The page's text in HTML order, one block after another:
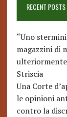
RECENT POSTS
“Uno
magazzini di
Striscia
Una Corte
le opinioni
contro la